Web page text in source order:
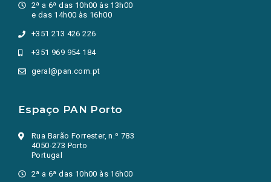
2ª a 6ª das 10h00 às 13h00
e das 14h00 às 16h00
+351 213 426 226
+351 969 954 184
geral@pan.com.pt
Espaço PAN Porto
Rua Barão Forrester, n.º 783
4050-273 Porto
Portugal
2ª a 6ª das 10h00 às 16h00